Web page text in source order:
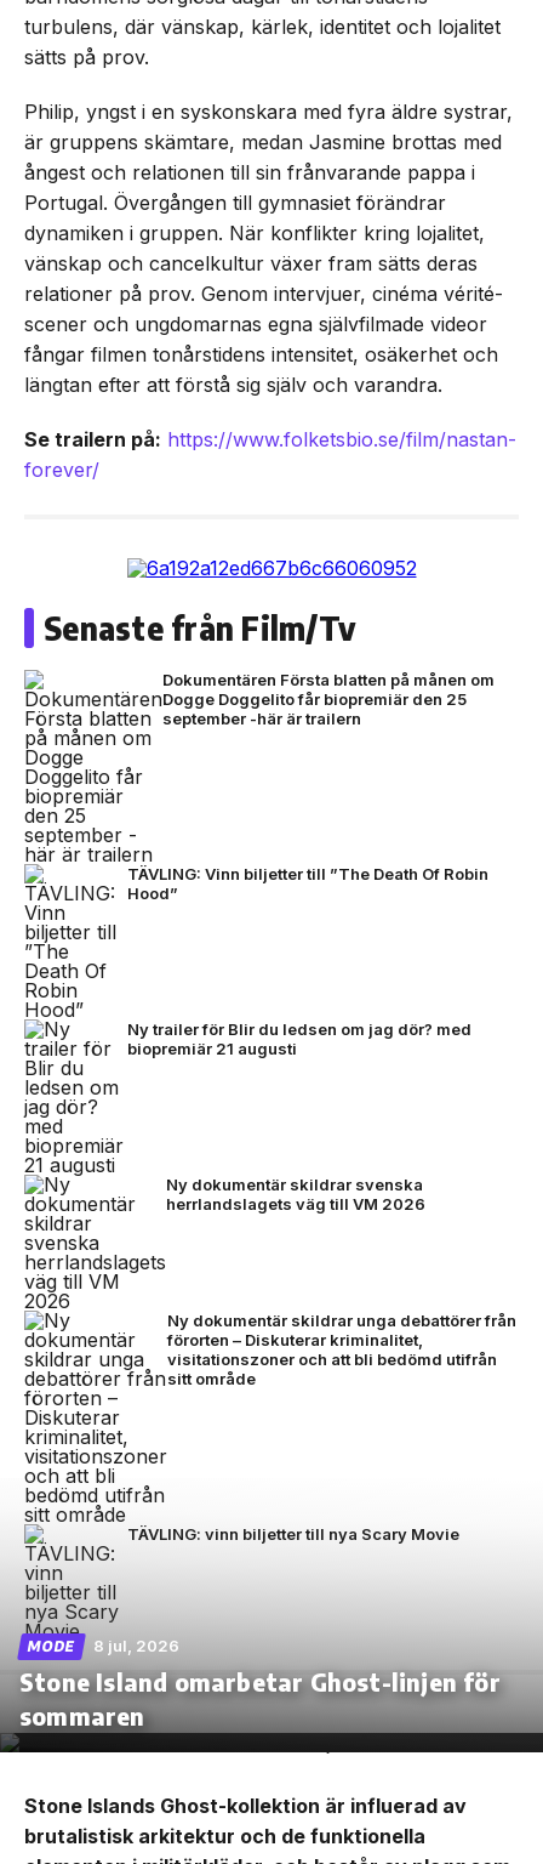
turbulens, där vänskap, kärlek, identitet och lojalitet
sätts på prov.
Philip, yngst i en syskonskara med fyra äldre systrar,
är gruppens skämtare, medan Jasmine brottas med
ångest och relationen till sin frånvarande pappa i
Portugal. Övergången till gymnasiet förändrar
dynamiken i gruppen. När konflikter kring lojalitet,
vänskap och cancelkultur växer fram sätts deras
relationer på prov. Genom intervjuer, cinéma vérité-
scener och ungdomarnas egna självfilmade videor
fångar filmen tonårstidens intensitet, osäkerhet och
längtan efter att förstå sig själv och varandra.
Se trailern på: https://www.folketsbio.se/film/nastan-
forever/
Senaste från Film/Tv
Dokumentären Första blatten på månen om
Dogge Doggelito får biopremiär den 25
september -här är trailern
TÄVLING: Vinn biljetter till ”The Death Of Robin
Hood”
Ny trailer för Blir du ledsen om jag dör? med
biopremiär 21 augusti
Ny dokumentär skildrar svenska
herrlandslagets väg till VM 2026
Ny dokumentär skildrar unga debattörer från
förorten – Diskuterar kriminalitet,
visitationszoner och att bli bedömd utifrån
sitt område
TÄVLING: vinn biljetter till nya Scary Movie
MODE 8 jul, 2026
Stone Island omarbetar Ghost-linjen för
sommaren
Stone Islands Ghost-kollektion är influerad av
brutalistisk arkitektur och de funktionella